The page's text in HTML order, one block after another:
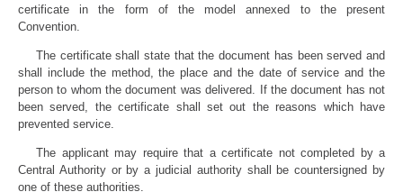
certificate in the form of the model annexed to the present
Convention.
The certificate shall state that the document has been served and
shall include the method, the place and the date of service and the
person to whom the document was delivered. If the document has not
been served, the certificate shall set out the reasons which have
prevented service.
The applicant may require that a certificate not completed by a
Central Authority or by a judicial authority shall be countersigned by
one of these authorities.